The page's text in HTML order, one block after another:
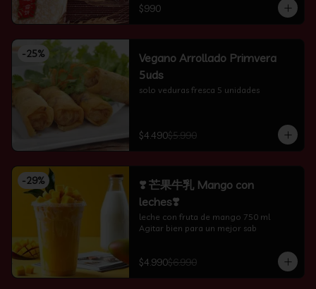
$990
-25%
Vegano Arrollado Primvera
5uds
solo veduras fresca 5 unidades
$4.490$5.990
-29%
❣️ 芒果牛乳 Mango con
leches❣️
leche con fruta de mango 750 ml
Agitar bien para un mejor sab
$4.990$6.990